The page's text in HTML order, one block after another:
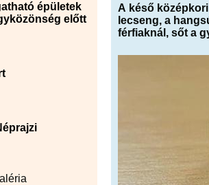
épületek
előtt
A késő
lecseng, a
férfiaknál, sőt a